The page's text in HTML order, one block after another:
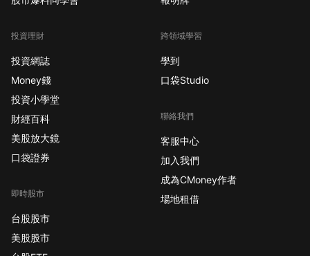
投資理財
投資網誌
Money錢
投資小學堂
財經百科
美股放大鏡
口袋證券
即時股市
台股股市
美股股市
跨領域學習
學到
口袋Studio
聯絡我們
客服中心
加入我們
成為CMoney作者
場地租借